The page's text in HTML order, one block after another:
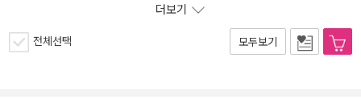
더보기
전체선택 모두보기